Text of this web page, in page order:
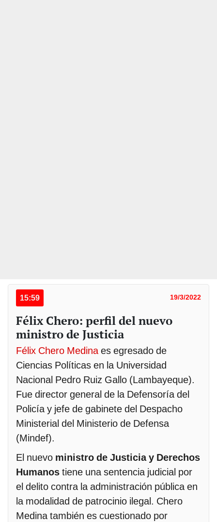
15:59 19/3/2022
Félix Chero: perfil del nuevo
ministro de Justicia
Félix Chero Medinaes egresado de
Ciencias Políticas en la Universidad
Nacional Pedro Ruiz Gallo (Lambayeque).
Fue director general de la Defensoría del
Policía y jefe de gabinete del Despacho
Ministerial del Ministerio de Defensa
(Mindef).
El nuevo ministro de Justicia y Derechos
Humanos tiene una sentencia judicial por
el delito contra la administración pública en
la modalidad de patrocinio ilegal. Chero
Medina también es cuestionado por